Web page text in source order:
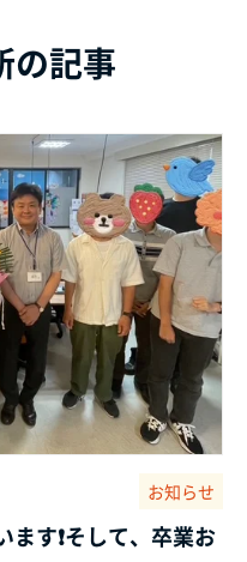
の記事
お知らせ
す❗そして、卒業お